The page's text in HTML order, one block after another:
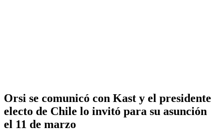
Orsi se comunicó con Kast y el presidente
electo de Chile lo invitó para su asunción
el 11 de marzo